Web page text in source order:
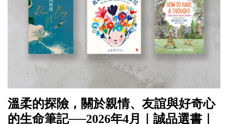
溫柔的探險，關於親情、友誼與好奇心
的生命筆記──2026年4月｜誠品選書｜